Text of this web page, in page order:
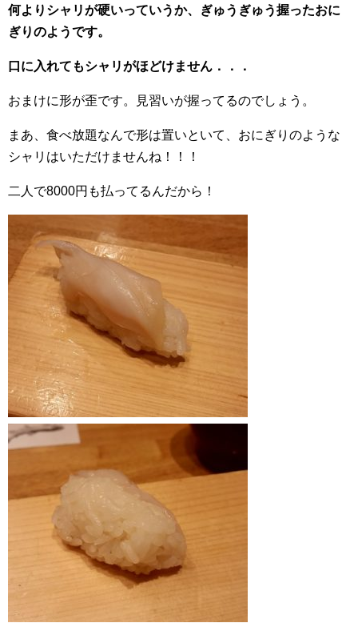
何よりシャリが硬いっていうか、ぎゅうぎゅう握ったおに
ぎりのようです。
口に入れてもシャリがほどけません．．．
おまけに形が歪です。見習いが握ってるのでしょう。
まあ、食べ放題なんで形は置いといて、おにぎりのような
シャリはいただけませんね！！！
二人で8000円も払ってるんだから！